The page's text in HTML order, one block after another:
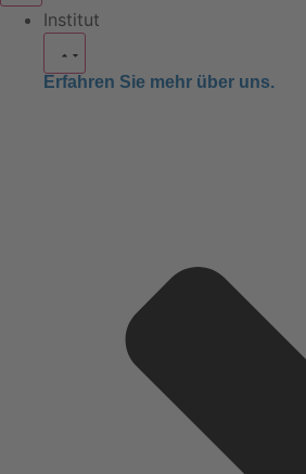
Institut
Erfahren Sie mehr über uns.